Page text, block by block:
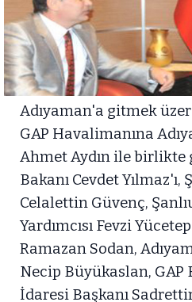
Adıyaman'a gitmek
GAP Havalimanına
Ahmet Aydın ile birlikte
Bakanı Cevdet Yılmaz'ı,
Celalettin Güvenç,
Yardımcısı Fevzi
Ramazan Sodan,
Necip Büyükaslan, GAP
İdaresi Başkanı